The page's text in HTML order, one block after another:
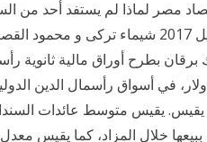
سنوات؟ منطقة إعلانية الثلاثاء 11 أبريل
برقان بطرح أوراق مالية ثانوية
بقيمة 500 مليون دولار، في أسواق رأسمال